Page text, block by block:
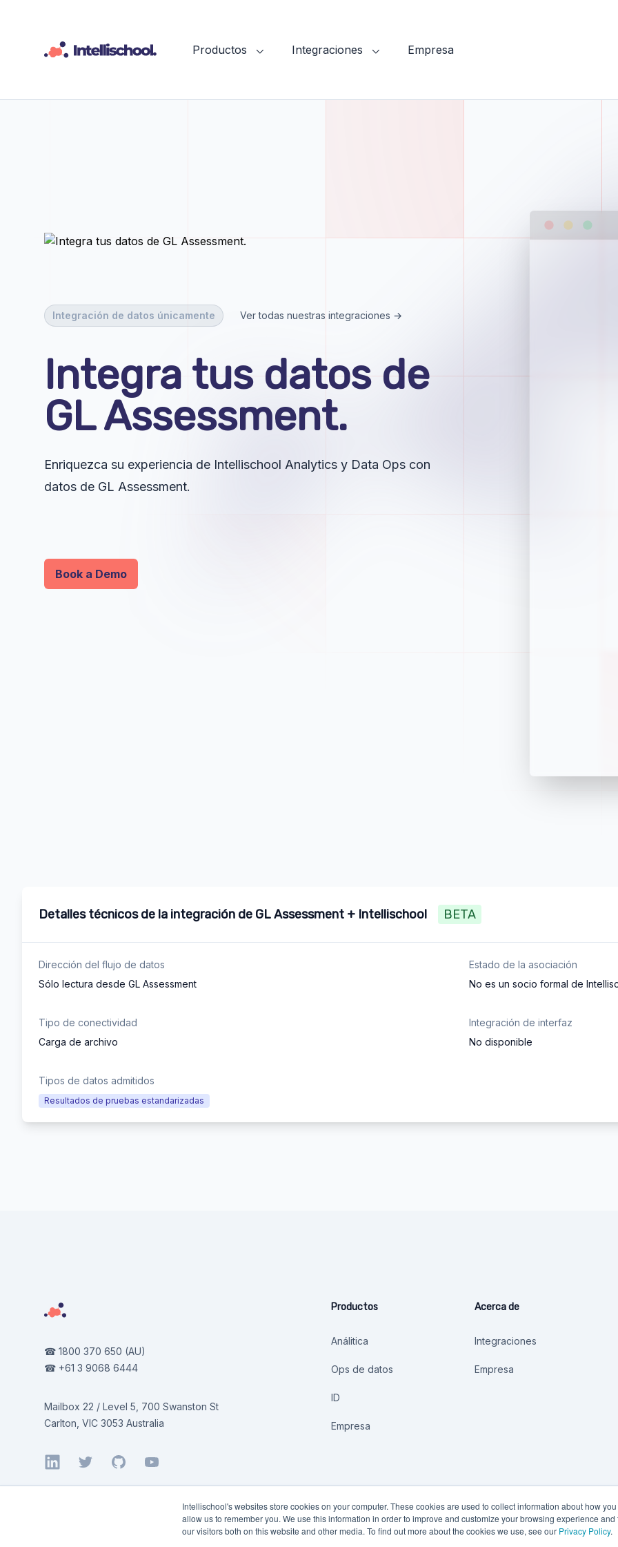
Intellischool's websites store cookies on your computer. These cookies are used to collect information about how
allow us to remember you. We use this information in order to improve and customize your browsing experience
our visitors both on this website and other media. To find out more about the cookies we use, see our Privacy Policy.
Productos Integraciones Empresa
Integración de datos únicamente Ver todas nuestras integraciones →
Integra tus datos de
GL Assessment.
Enriquezca su experiencia de Intellischool Analytics y Data Ops con
datos de GL Assessment.
Book a Demo
Detalles técnicos de la integración de GL Assessment + Intellischool BETA
Dirección del flujo de datos
Sólo lectura desde GL Assessment
Estado de la asociación
No es un socio formal de
Tipo de conectividad
Carga de archivo
Integración de interfaz
No disponible
Tipos de datos admitidos
Resultados de pruebas estandarizadas
☎ 1800 370 650 (AU)
☎ +61 3 9068 6444
Mailbox 22 / Level 5, 700 Swanston St
Carlton, VIC 3053 Australia
LinkedInTwitterGitHubYouTube
Productos
Análitica
Ops de datos
ID
Empresa
Acerca de
Integraciones
Empresa